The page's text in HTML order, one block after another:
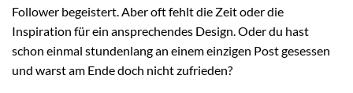
Follower begeistert. Aber oft fehlt die Zeit oder die
Inspiration für ein ansprechendes Design. Oder du hast
schon einmal stundenlang an einem einzigen Post gesessen
und warst am Ende doch nicht zufrieden?